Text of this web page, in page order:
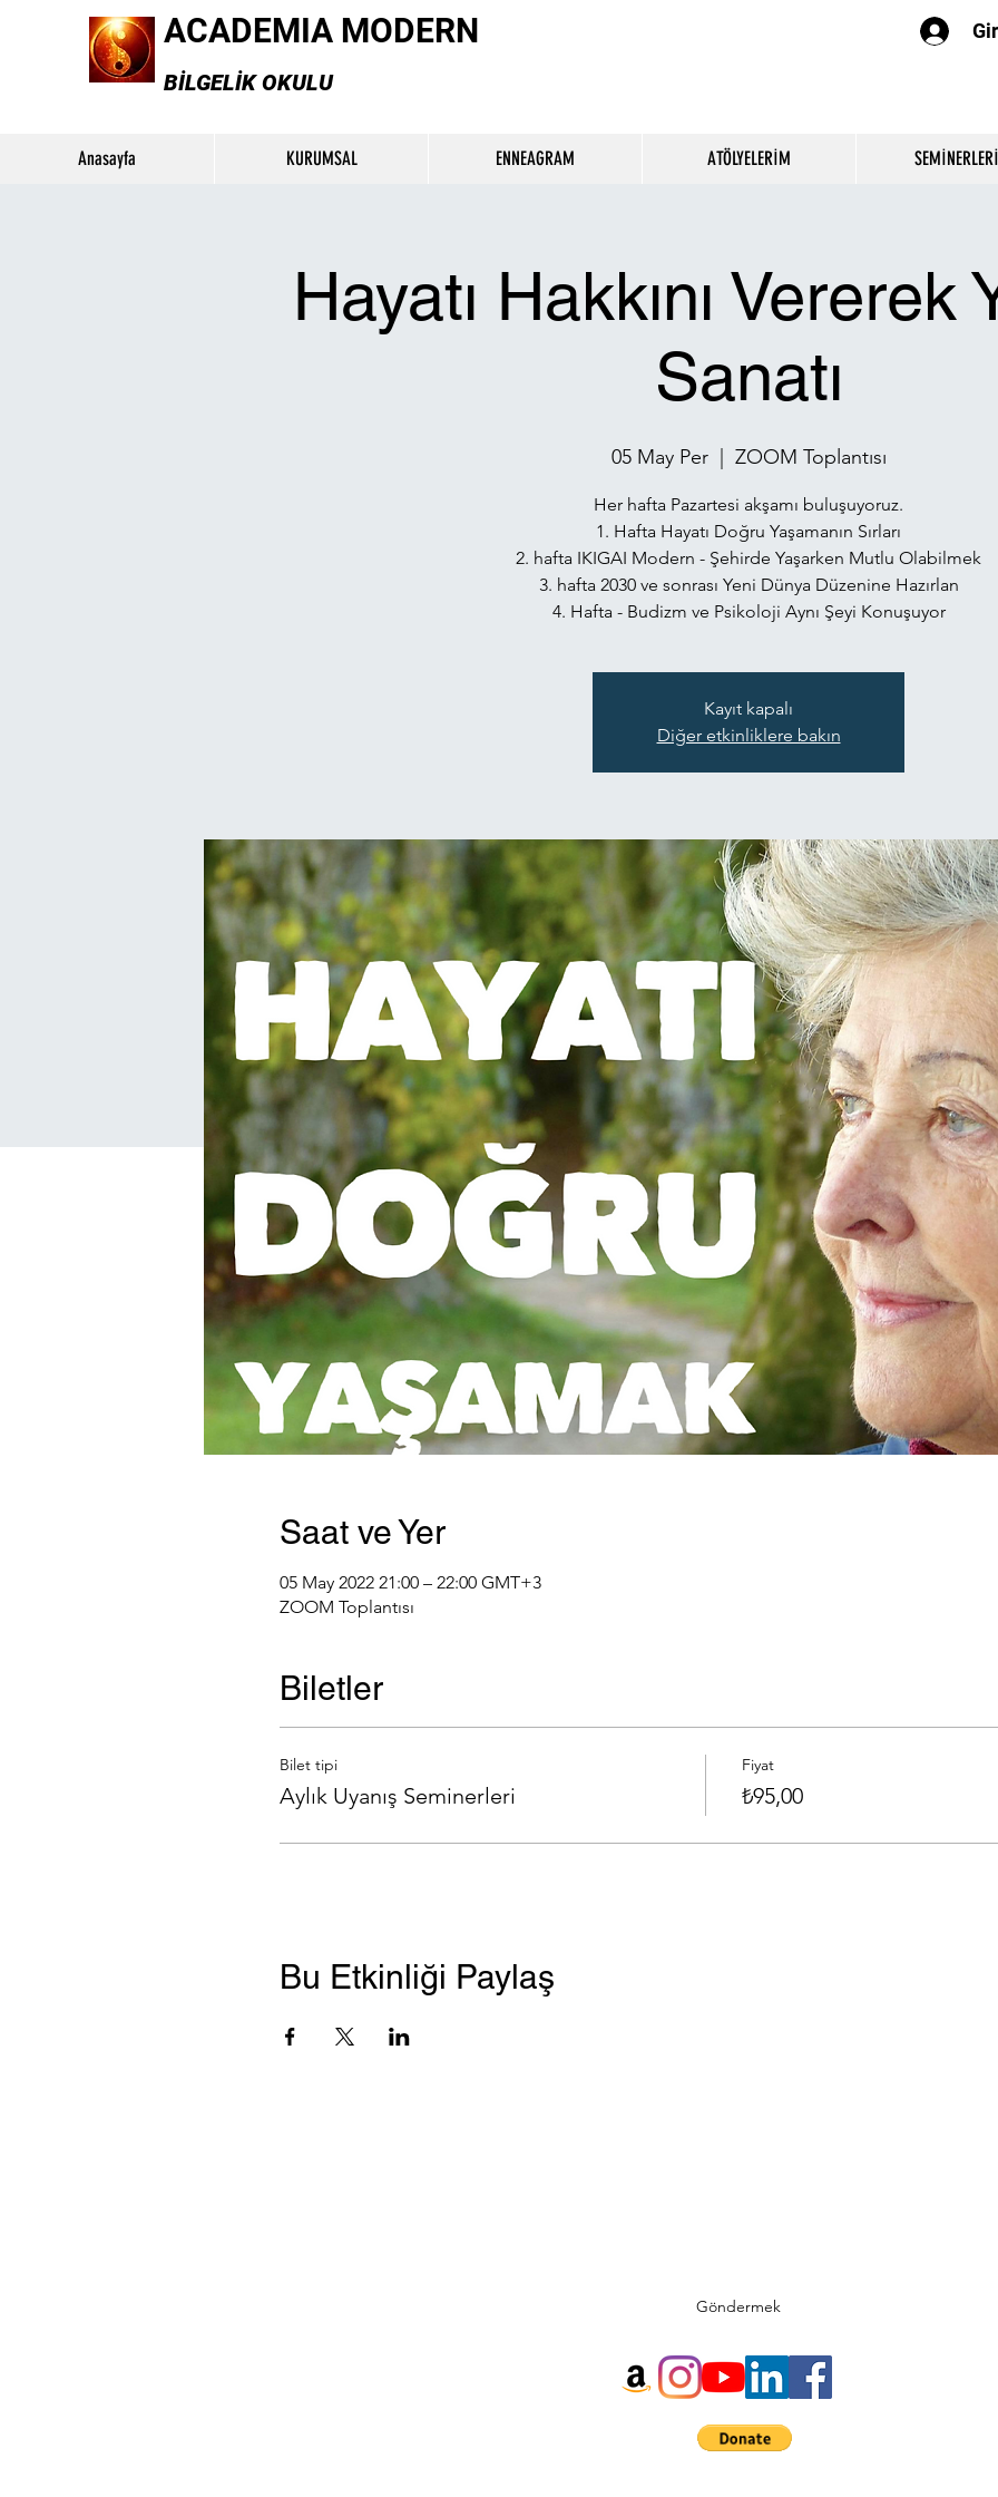
ACADEMIA MODERN
BİLGELİK OKULU
Anasayfa KURUMSAL ENNEAGRAM ATÖLYELERİM
Hayatı Hakkını Vererek
Sanatı
05 May Per
  |
ZOOM Toplantısı
Her hafta Pazartesi akşamı buluşuyoruz.
1. Hafta Hayatı Doğru Yaşamanın Sırları
2. hafta IKIGAI Modern - Şehirde Yaşarken Mutlu Olabilmek
3. hafta 2030 ve sonrası Yeni Dünya Düzenine Hazırlan
4. Hafta - Budizm ve Psikoloji Aynı Şeyi Konuşuyor
Kayıt kapalı
Diğer etkinliklere bakın
Saat ve Yer
05 May 2022 21:00 – 22:00 GMT+3
ZOOM Toplantısı
Biletler
Bilet tipi
Aylık Uyanış Seminerleri
Fiyat
₺95,00
Bu Etkinliği Paylaş
Göndermek